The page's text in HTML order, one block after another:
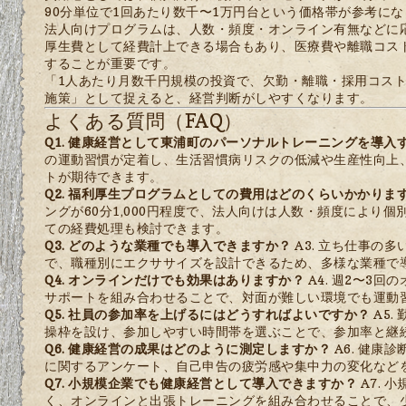
90分単位で1回あたり数千〜1万円台という価格帯が参考に
法人向けプログラムは、人数・頻度・オンライン有無など
厚生費として経費計上できる場合もあり、医療費や離職コ
することが重要です。
「1人あたり月数千円規模の投資で、欠勤・離職・採用コス
施策」として捉えると、経営判断がしやすくなります。
よくある質問（FAQ）
Q1. 健康経営として東浦町のパーソナルトレーニングを導入
の運動習慣が定着し、生活習慣病リスクの低減や生産性向
トが期待できます。
Q2. 福利厚生プログラムとしての費用はどのくらいかかりま
ングが60分1,000円程度で、法人向けは人数・頻度により個
ての経費処理も検討できます。
Q3. どのような業種でも導入できますか？ A3. 立ち仕事の多
で、職種別にエクササイズを設計できるため、多様な業種で
Q4. オンラインだけでも効果はありますか？ A4. 週2〜3回の
サポートを組み合わせることで、対面が難しい環境でも運動
Q5. 社員の参加率を上げるにはどうすればよいですか？ A5.
操枠を設け、参加しやすい時間帯を選ぶことで、参加率と継
Q6. 健康経営の成果はどのように測定しますか？ A6. 健康診
に関するアンケート、自己申告の疲労感や集中力の変化など
Q7. 小規模企業でも健康経営として導入できますか？ A7. 小
く、オンラインと出張トレーニングを組み合わせることで